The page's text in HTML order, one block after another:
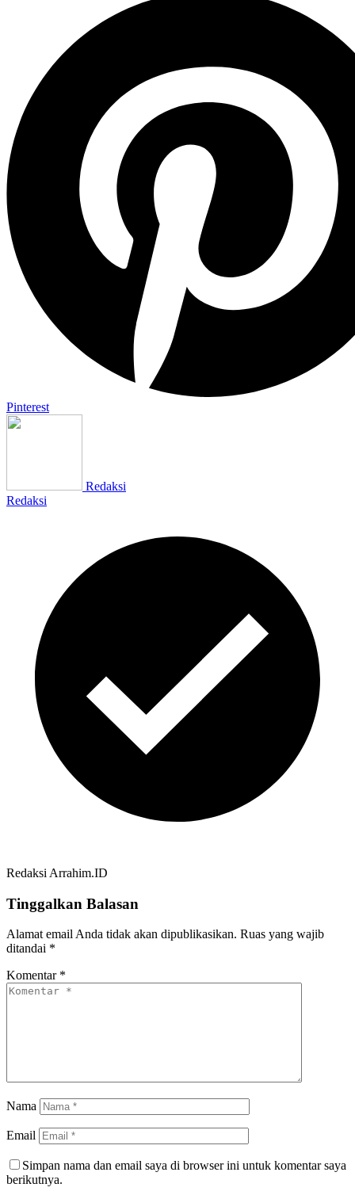
Pinterest
Redaksi
Redaksi
Redaksi Arrahim.ID
Tinggalkan Balasan
Alamat email Anda tidak akan dipublikasikan. Ruas yang wajib
ditandai *
Komentar *
Nama
Email
Simpan nama dan email saya di browser ini untuk komentar saya
berikutnya.